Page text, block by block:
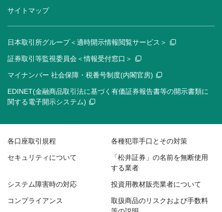
サイトマップ
日本取引所グループ＜適時開示情報閲覧サービス＞
証券取引等監視委員会＜情報受付窓口＞
マイナンバー 社会保障・税番号制度(内閣官房)
EDINET(金融商品取引法に基づく有価証券報告書等の開示書類に
関する電子開示システム)
各口座取引規程 各種犯罪手口とその対策
セキュリティについて
「松井証券」の名前を無断使用
する業者
システム障害時の対応 投資用教材販売業者について
コンプライアンス
取扱商品のリスクおよび手数料